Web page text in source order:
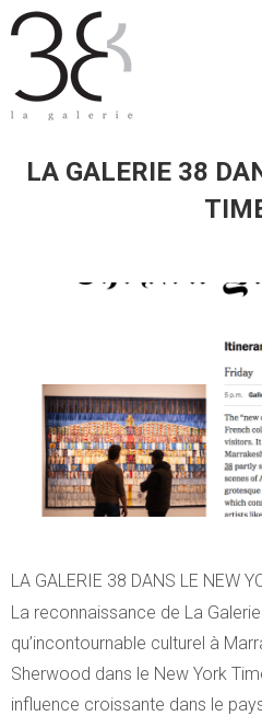
LA GALERIE 38
LA GALERIE 38 DANS LE NEW
La reconnaissance de La
qu’incontournable culturel à
Sherwood dans le New York
influence croissante dans le